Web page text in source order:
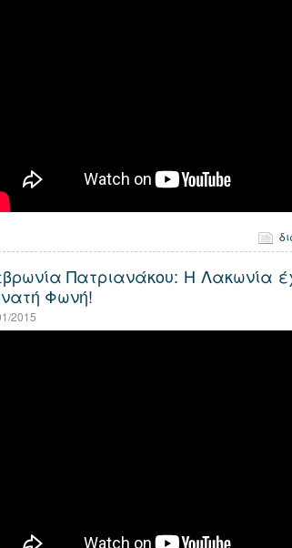
Πατριανάκου: Η Λακωνία
Φωνή!
2015